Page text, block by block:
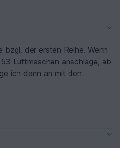
bzgl. der ersten Reihe. Wenn
Luftmaschen anschlage, ab
ich dann an mit den